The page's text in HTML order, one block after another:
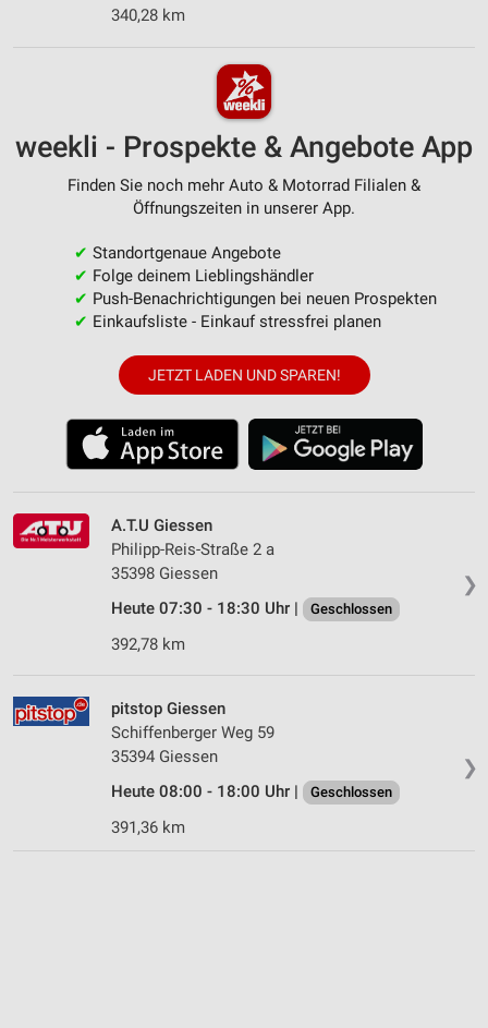
340,28 km
weekli - Prospekte & Angebote App
Finden Sie noch mehr Auto & Motorrad Filialen &
Öffnungszeiten in unserer App.
✔ Standortgenaue Angebote
✔ Folge deinem Lieblingshändler
✔ Push-Benachrichtigungen bei neuen Prospekten
✔ Einkaufsliste - Einkauf stressfrei planen
JETZT LADEN UND SPAREN!
❯
A.T.U Giessen
Philipp-Reis-Straße 2 a
35398 Giessen
Heute 07:30 - 18:30 Uhr |
Geschlossen
392,78 km
❯
pitstop Giessen
Schiffenberger Weg 59
35394 Giessen
Heute 08:00 - 18:00 Uhr |
Geschlossen
391,36 km